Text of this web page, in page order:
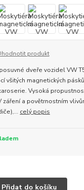
produkt
dveře vozidel VW
všitých magnetických
Vysoká
a povětrnostním
celý popis
Přidat do košíku